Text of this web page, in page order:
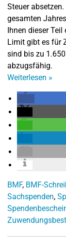
Steuer
gesamten
Ihnen dieser
Limit gibt es für
sind bis zu
abzugsfähig.
Weiterlesen »
BMF, BMF-
Sachspenden,